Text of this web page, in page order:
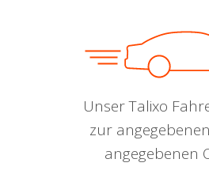
Unser Talixo
zur
angegebenen